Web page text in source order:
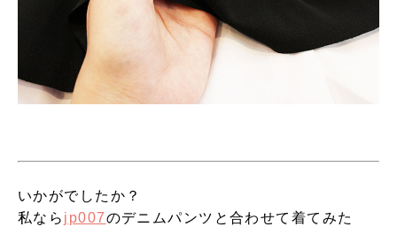
いかがでしたか？
私なら jp007のデニムパンツと合わせて着てみた